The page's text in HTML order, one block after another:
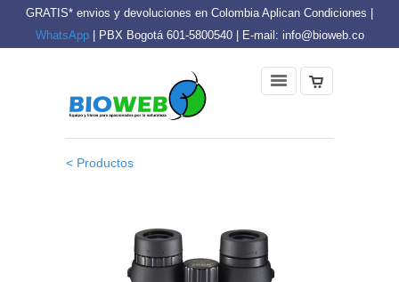
GRATIS* envios y devoluciones en Colombia Aplican Condiciones |
WhatsApp| PBX Bogotá 601-5800540 | E-mail: info@bioweb.co
< Productos